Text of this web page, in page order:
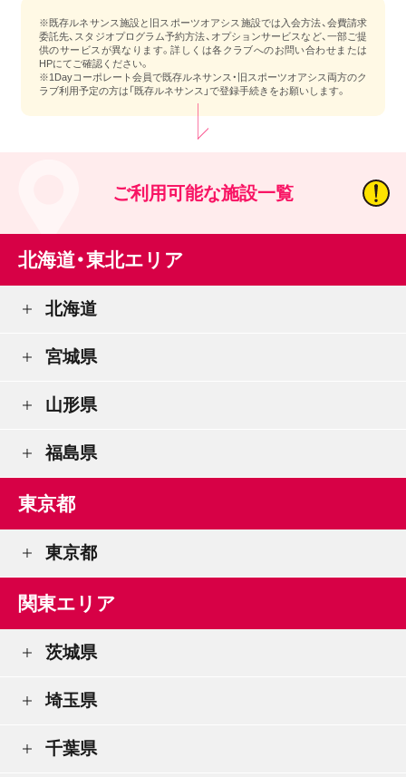
※既存ルネサンス施設と旧スポーツオアシス施設では入会方法、会費請求
委託先、スタジオプログラム予約方法、オプションサービスなど、一部ご提
供のサービスが異なります。詳しくは各クラブへのお問い合わせまたは
HPにてご確認ください。
※1Dayコーポレート会員で既存ルネサンス・旧スポーツオアシス両方のク
ラブ利用予定の方は「既存ルネサンス」で登録手続きをお願いします。
ご利用可能な施設一覧
北海道・東北エリア
北海道
宮城県
山形県
福島県
東京都
東京都
関東エリア
茨城県
埼玉県
千葉県